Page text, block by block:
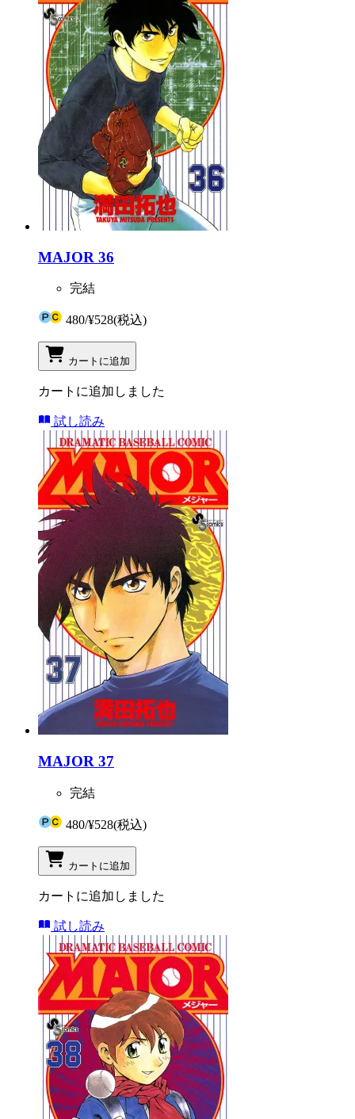
MAJOR 36
完結
480/¥528(税込)
カートに追加
カートに追加しました
試し読み
MAJOR 37
完結
480/¥528(税込)
カートに追加
カートに追加しました
試し読み